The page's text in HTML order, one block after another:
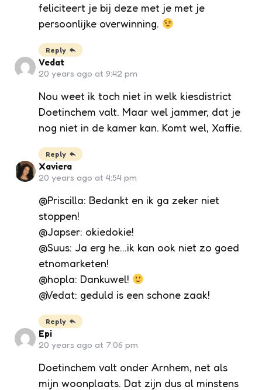
feliciteert je bij deze met je met je
persoonlijke overwinning.
Reply
Vedat
20 years ago at 9:42 pm
Nou weet ik toch niet in welk kiesdistrict
Doetinchem valt. Maar wel jammer, dat je
nog niet in de kamer kan. Komt wel, Xaffie.
Reply
Xaviera
20 years ago at 4:54 pm
@Priscilla: Bedankt en ik ga zeker niet
stoppen!
@Japser: okiedokie!
@Suus: Ja erg he…ik kan ook niet zo goed
etnomarketen!
@hopla: Dankuwel!
@Vedat: geduld is een schone zaak!
Reply
Epi
20 years ago at 7:06 pm
Doetinchem valt onder Arnhem, net als
mijn woonplaats. Dat zijn dus al minstens